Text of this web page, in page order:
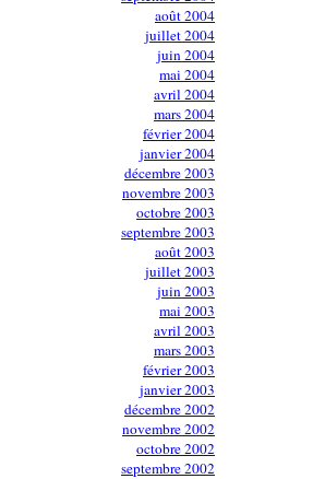
août 2004
juillet 2004
juin 2004
mai 2004
avril 2004
mars 2004
février 2004
janvier 2004
décembre 2003
novembre 2003
octobre 2003
septembre 2003
août 2003
juillet 2003
juin 2003
mai 2003
avril 2003
mars 2003
février 2003
janvier 2003
décembre 2002
novembre 2002
octobre 2002
septembre 2002